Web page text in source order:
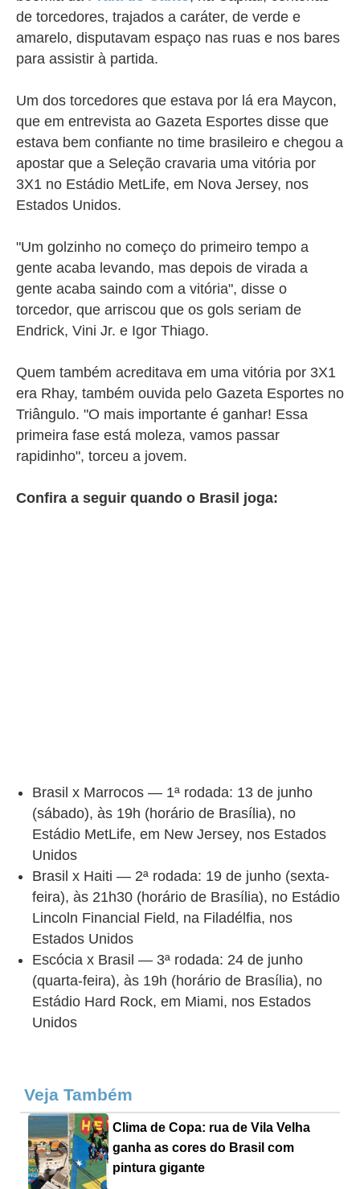
de torcedores, trajados a caráter, de verde e
amarelo, disputavam espaço nas ruas e nos bares
para assistir à partida.
Um dos torcedores que estava por lá era Maycon,
que em entrevista ao Gazeta Esportes disse que
estava bem confiante no time brasileiro e chegou a
apostar que a Seleção cravaria uma vitória por
3X1 no Estádio MetLife, em Nova Jersey, nos
Estados Unidos.
"Um golzinho no começo do primeiro tempo a
gente acaba levando, mas depois de virada a
gente acaba saindo com a vitória", disse o
torcedor, que arriscou que os gols seriam de
Endrick, Vini Jr. e Igor Thiago.
Quem também acreditava em uma vitória por 3X1
era Rhay, também ouvida pelo Gazeta Esportes no
Triângulo. "O mais importante é ganhar! Essa
primeira fase está moleza, vamos passar
rapidinho", torceu a jovem.
Confira a seguir quando o Brasil joga:
Brasil x Marrocos — 1ª rodada: 13 de junho
(sábado), às 19h (horário de Brasília), no
Estádio MetLife, em New Jersey, nos Estados
Unidos
Brasil x Haiti — 2ª rodada: 19 de junho (sexta-
feira), às 21h30 (horário de Brasília), no Estádio
Lincoln Financial Field, na Filadélfia, nos
Estados Unidos
Escócia x Brasil — 3ª rodada: 24 de junho
(quarta-feira), às 19h (horário de Brasília), no
Estádio Hard Rock, em Miami, nos Estados
Unidos
Veja Também
Clima de Copa: rua de Vila Velha
ganha as cores do Brasil com
pintura gigante